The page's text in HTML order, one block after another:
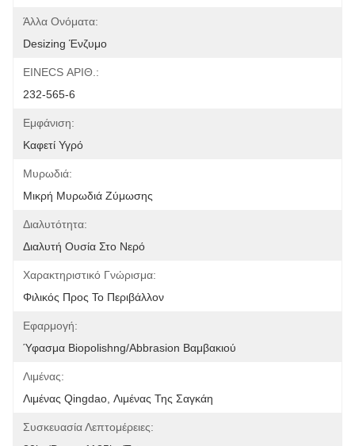
Άλλα Ονόματα:
Desizing Ένζυμο
EINECS ΑΡΙΘ.:
232-565-6
Εμφάνιση:
Καφετί Υγρό
Μυρωδιά:
Μικρή Μυρωδιά Ζύμωσης
Διαλυτότητα:
Διαλυτή Ουσία Στο Νερό
Χαρακτηριστικό Γνώρισμα:
Φιλικός Προς Το Περιβάλλον
Εφαρμογή:
Ύφασμα Biopolishng/abbrasion Βαμβακιού
Λιμένας:
Λιμένας Qingdao, Λιμένας Της Σαγκάη
Συσκευασία Λεπτομέρειες: